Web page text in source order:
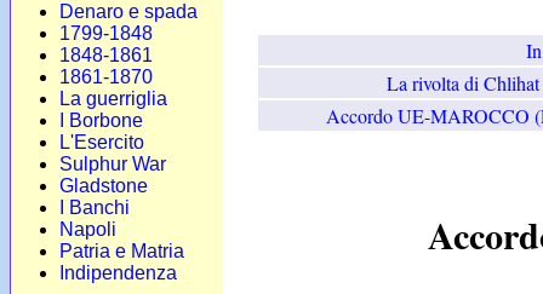
Denaro e spada
1799-1848
1848-1861
1861-1870
La guerriglia
I Borbone
L'Esercito
Sulphur War
Gladstone
I Banchi
Napoli
Patria e Matria
Indipendenza
La rivolta di Chlihat
Accordo UE-MAROCCO